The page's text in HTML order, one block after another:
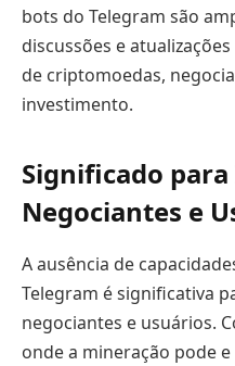
bots do Telegram são
discussões e
de criptomoedas,
investimento.
Significado
Negociantes e
A ausência de
Telegram é significativa
negociantes e usuários.
onde a mineração pode